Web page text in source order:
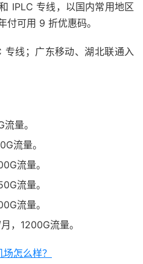
IPLC 专线，以国内常用地区
付可用 9 折优惠码。
专线；广东移动、湖北联通入
量。
流量。
流量。
流量。
流量。
，1200G流量。
怎么样？